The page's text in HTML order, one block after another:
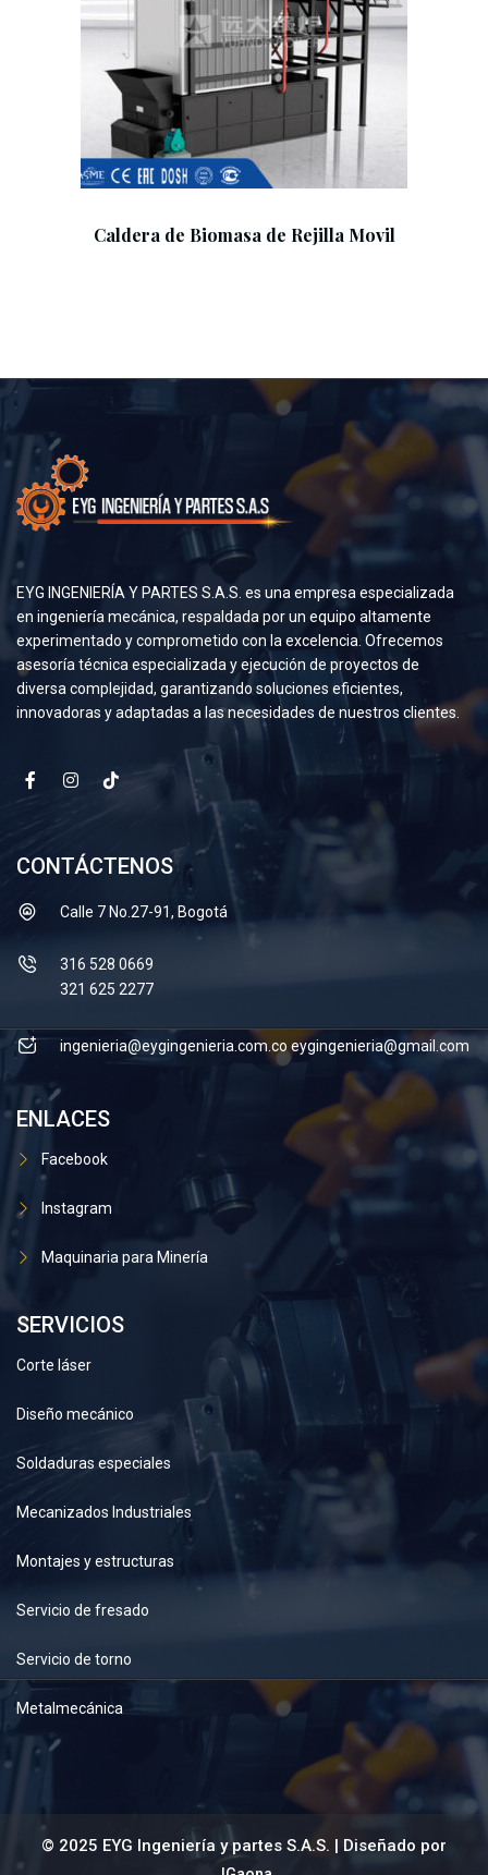
Caldera de Biomasa de Rejilla Movil
EYG INGENIERÍA Y PARTES S.A.S. es una empresa especializada
en ingeniería mecánica, respaldada por un equipo altamente
experimentado y comprometido con la excelencia. Ofrecemos
asesoría técnica especializada y ejecución de proyectos de
diversa complejidad, garantizando soluciones eficientes,
innovadoras y adaptadas a las necesidades de nuestros clientes.
CONTÁCTENOS
Calle 7 No.27-91, Bogotá
316 528 0669
321 625 2277
ingenieria@eygingenieria.com.co eygingenieria@gmail.com
ENLACES
Facebook
Instagram
Maquinaria para Minería
SERVICIOS
Corte láser
Diseño mecánico
Soldaduras especiales
Mecanizados Industriales
Montajes y estructuras
Servicio de fresado
Servicio de torno
Metalmecánica
© 2025 EYG Ingeniería y partes S.A.S. | Diseñado por